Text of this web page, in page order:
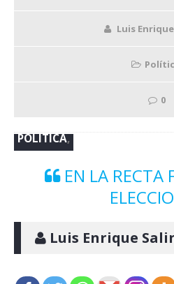
Luis
0
POLÍTICA,
EN LA RECTA
Luis Enrique